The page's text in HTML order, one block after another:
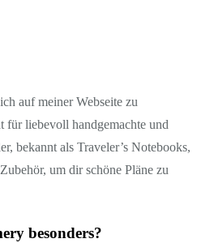
auf meiner Webseite zu
für liebevoll handgemachte und
bekannt als Traveler’s Notebooks,
um dir schöne Pläne zu
besonders?